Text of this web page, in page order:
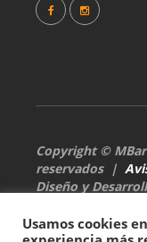
Copyright ©
reservados |
Diseño y
Usamos cookies